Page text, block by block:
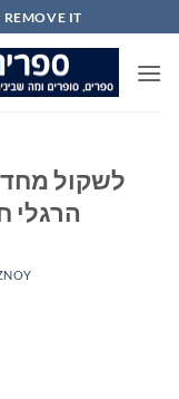
to
content
IT...
הרגלי